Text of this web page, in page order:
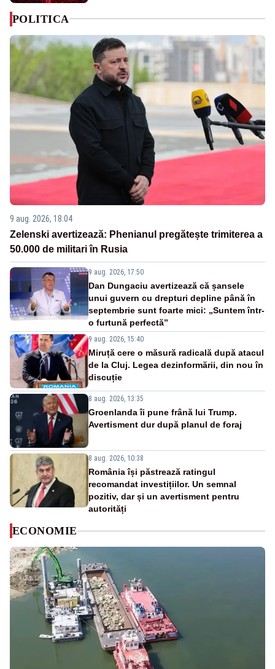
POLITICA
9 aug. 2026, 18:04
Zelenski avertizează: Phenianul pregătește trimiterea a
50.000 de militari în Rusia
9 aug. 2026, 17:50
Dan Dungaciu avertizează că șansele
unui guvern cu drepturi depline până în
septembrie sunt foarte mici: „Suntem într-
o furtună perfectă”
9 aug. 2026, 15:40
Miruță cere o măsură radicală după atacul
de la Cluj. Legea dezinformării, din nou în
discuție
8 aug. 2026, 13:35
Groenlanda îi pune frână lui Trump.
Avertisment dur după planul de foraj
8 aug. 2026, 10:38
România își păstrează ratingul
recomandat investițiilor. Un semnal
pozitiv, dar și un avertisment pentru
autorități
ECONOMIE